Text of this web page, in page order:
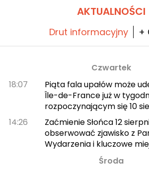
AKTUALNOŚCI
Drut informacyjny +
Czwartek
18:07
Piąta fala upałów może
Île-de-France już w
rozpoczynającym się 10
14:26
Zaćmienie Słońca 12
obserwować zjawisko z
Wydarzenia i kluczowe
Środa